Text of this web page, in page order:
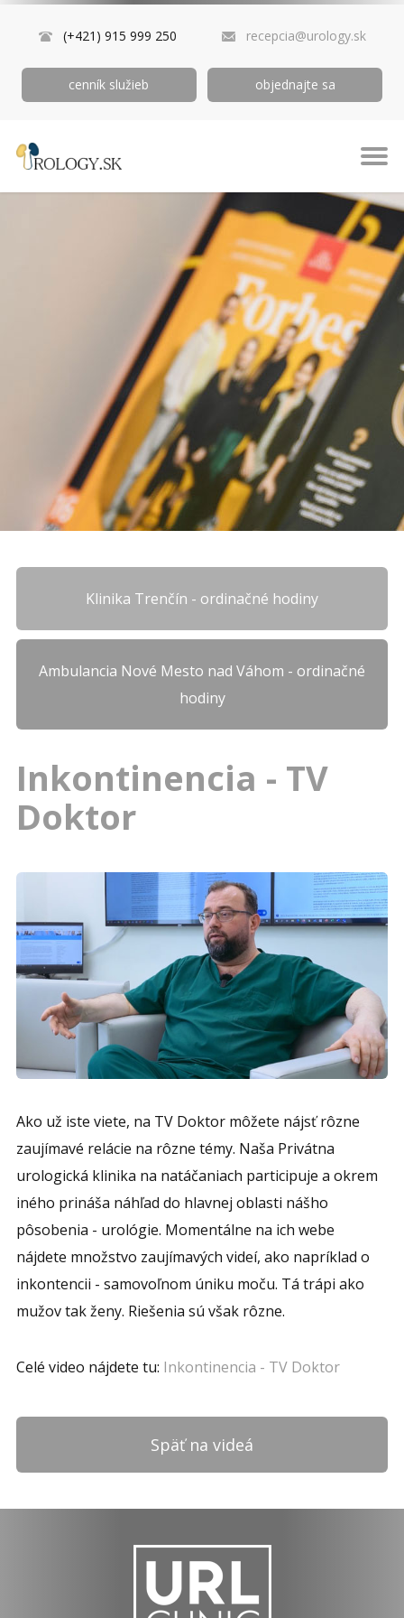
(+421) 915 999 250 recepcia@urology.sk
cenník služieb objednajte sa
Klinika Trenčín - ordinačné hodiny
Ambulancia Nové Mesto nad Váhom - ordinačné
hodiny
Inkontinencia - TV
Doktor
Ako už iste viete, na TV Doktor môžete nájsť rôzne
zaujímavé relácie na rôzne témy. Naša Privátna
urologická klinika na natáčaniach participuje a okrem
iného prináša náhľad do hlavnej oblasti nášho
pôsobenia - urológie. Momentálne na ich webe
nájdete množstvo zaujímavých videí, ako napríklad o
inkontencii - samovoľnom úniku moču. Tá trápi ako
mužov tak ženy. Riešenia sú však rôzne.
Celé video nájdete tu: Inkontinencia - TV Doktor
Späť na videá